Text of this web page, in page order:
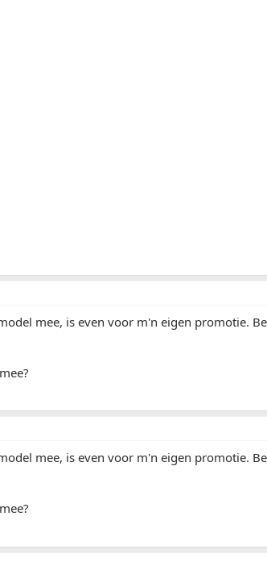
mee, is even voor m'n eigen promotie.
mee, is even voor m'n eigen promotie.